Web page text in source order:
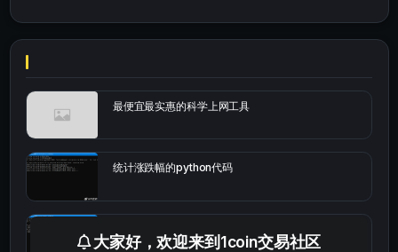
最便宜最实惠的科学上网工具
统计涨跌幅的python代码
大家好，欢迎来到1coin交易社区